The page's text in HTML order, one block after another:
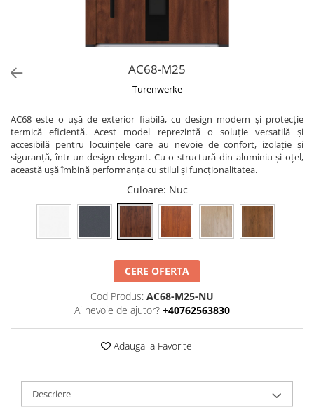
AC68-M25
Turenwerke
AC68 este o ușă de exterior fiabilă, cu design modern și protecție
termică eficientă. Acest model reprezintă o soluție versatilă și
accesibilă pentru locuințele care au nevoie de confort, izolație și
siguranță, într-un design elegant. Cu o structură din aluminiu și oțel,
această ușă îmbină performanța cu stilul și funcționalitatea.
Culoare: Nuc
CERE OFERTA
Cod Produs: AC68-M25-NU
Ai nevoie de ajutor? +40762563830
Adauga la Favorite
Descriere